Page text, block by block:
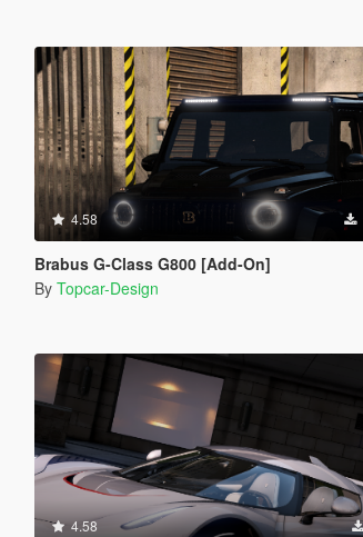
4.58
Brabus G-Class G800 [Add-On]
By Topcar-Design
4.58